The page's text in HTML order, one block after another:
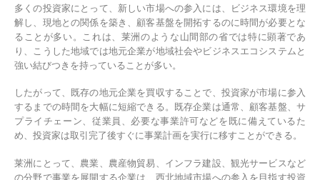
多くの投資家にとって、新しい市場への参入には、ビジネス環境を理
解し、現地との関係を築き、顧客基盤を開拓するのに時間が必要とな
ることが多い。これは、莱洲のような山間部の省では特に顕著であ
り、こうした地域では地元企業が地域社会やビジネスエコシステムと
強い結びつきを持っていることが多い。
したがって、既存の地元企業を買収することで、投資家が市場に参入
するまでの時間を大幅に短縮できる。既存企業は通常、顧客基盤、サ
プライチェーン、従業員、必要な事業許可などを既に備えているた
め、投資家は取引完了後すぐに事業計画を実行に移すことができる。
莱洲にとって、農業、農産物貿易、インフラ建設、観光サービスなど
の分野で事業を展開する企業は、西北地域市場への参入を目指す投資